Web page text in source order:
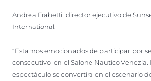
Andrea Frabetti, director ejecutivo de
International:
“Estamos emocionados de participar por
consecutivo en el Salone Nautico
espectáculo se convertirá en el escenario